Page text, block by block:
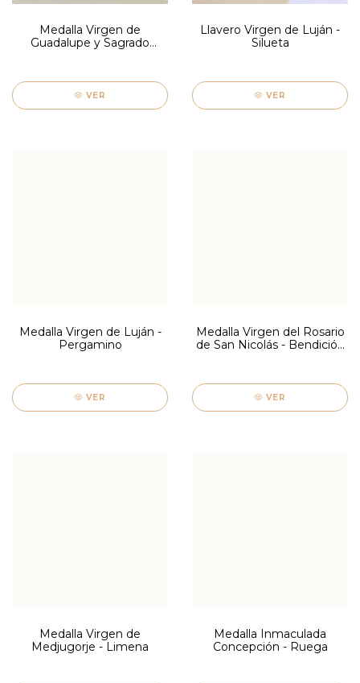
Medalla Virgen de
Guadalupe y Sagrado
VER
Llavero Virgen de Luján -
Silueta
VER
Medalla Virgen de Luján -
Pergamino
VER
Medalla Virgen del Rosario
de San Nicolás - Bendición
VER
Medalla Virgen de
Medjugorje - Limena
Medalla Inmaculada
Concepción - Ruega